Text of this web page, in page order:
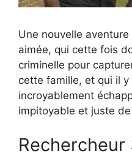
Une nouvelle
aimée, qui cette fois
criminelle pour
cette famille, et qui il
incroyablement
impitoyable et juste de
Rechercheur